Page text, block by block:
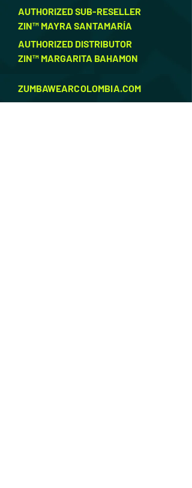
AUTHORIZED SUB-RESELLER
ZIN™ MAYRA SANTAMARÍA
AUTHORIZED DISTRIBUTOR
ZIN™ MARGARITA BAHAMON
ZUMBAWEARCOLOMBIA.COM